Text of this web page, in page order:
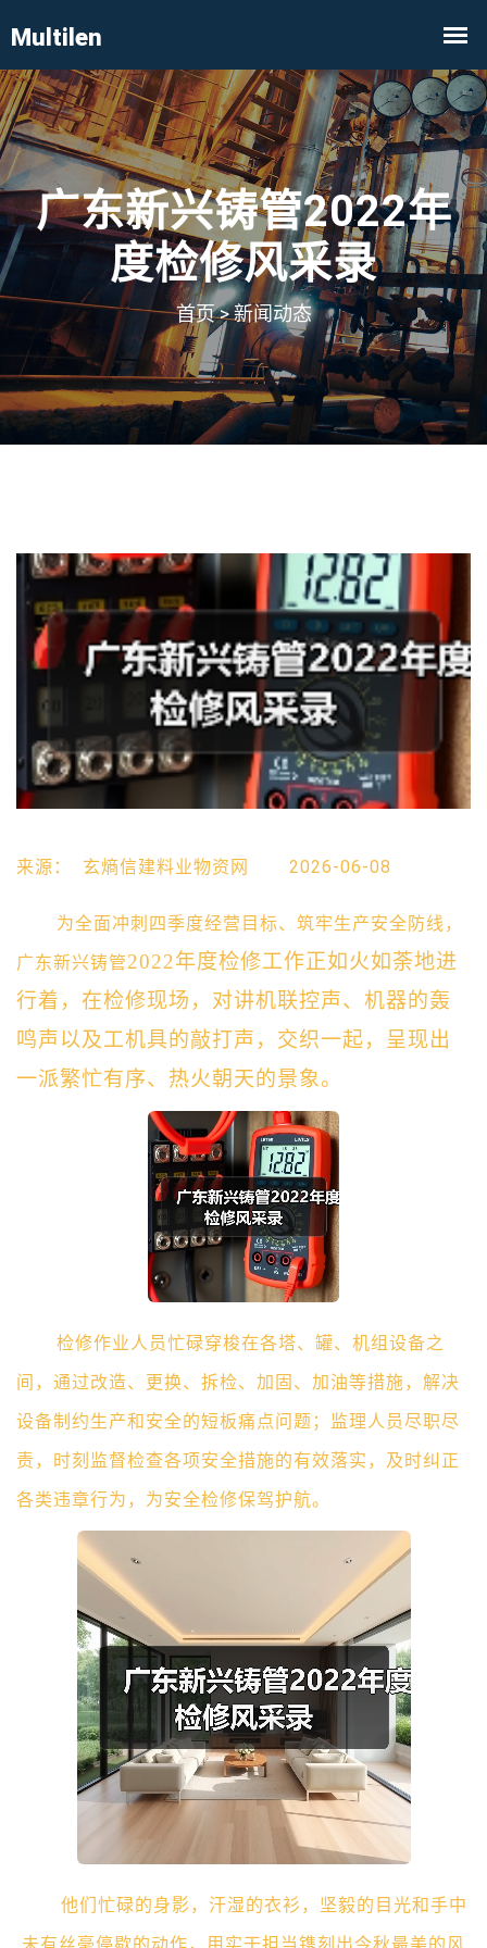
广东新兴铸管2022年
度检修风采录
首页>新闻动态
来源： 玄熵信建料业物资网 2026-06-08
为全面冲刺四季度经营目标、筑牢生产安全防线，
广东新兴铸管2022年度检修工作正如火如荼地进
行着，在检修现场，对讲机联控声、机器的轰
鸣声以及工机具的敲打声，交织一起，呈现出
一派繁忙有序、热火朝天的景象。
检修作业人员忙碌穿梭在各塔、罐、机组设备之
间，通过改造、更换、拆检、加固、加油等措施，解决
设备制约生产和安全的短板痛点问题；监理人员尽职尽
责，时刻监督检查各项安全措施的有效落实，及时纠正
各类违章行为，为安全检修保驾护航。
他们忙碌的身影，汗湿的衣衫，坚毅的目光和手中